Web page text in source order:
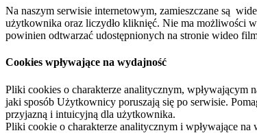
Na naszym serwisie internetowym, zamieszczane są
użytkownika oraz liczydło kliknięć. Nie ma możliwości
powinien odtwarzać udostępnionych na stronie wideo
Cookies wpływające na wydajność
Pliki cookies o charakterze analitycznym, wpływającym
jaki sposób Użytkownicy poruszają się po serwisie.
przyjazną i intuicyjną dla użytkownika.
Pliki cookie o charakterze analitycznym i wpływające